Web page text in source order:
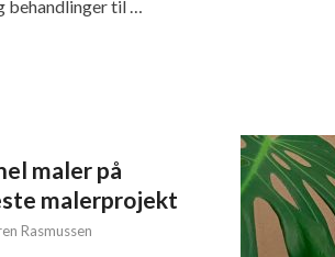
behandlinger til …
maler på
malerprojekt
Rasmussen